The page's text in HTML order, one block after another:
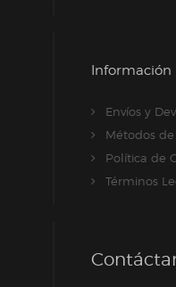
Información
Envíos y
Métodos
Política de
Términos